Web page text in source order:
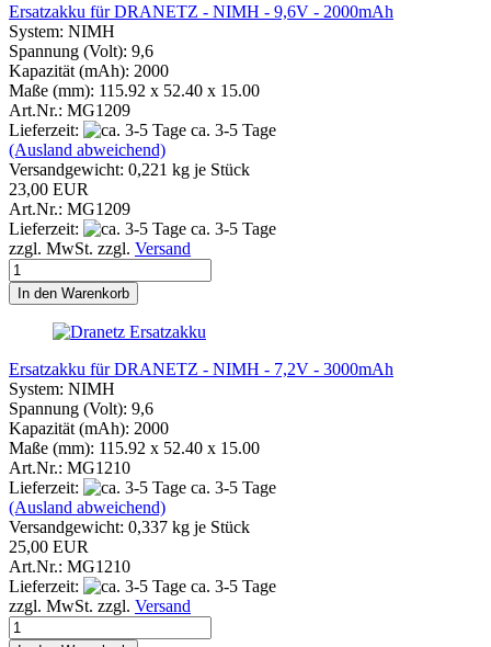
Ersatzakku für DRANETZ - NIMH - 9,6V - 2000mAh
System: NIMH
Spannung (Volt): 9,6
Kapazität (mAh): 2000
Maße (mm): 115.92 x 52.40 x 15.00
Art.Nr.: MG1209
Lieferzeit:
ca. 3-5 Tage
(Ausland abweichend)
Versandgewicht: 0,221 kg je Stück
23,00 EUR
Art.Nr.: MG1209
Lieferzeit:
ca. 3-5 Tage
zzgl. MwSt. zzgl. Versand
In den Warenkorb
Ersatzakku für DRANETZ - NIMH - 7,2V - 3000mAh
System: NIMH
Spannung (Volt): 9,6
Kapazität (mAh): 2000
Maße (mm): 115.92 x 52.40 x 15.00
Art.Nr.: MG1210
Lieferzeit:
ca. 3-5 Tage
(Ausland abweichend)
Versandgewicht: 0,337 kg je Stück
25,00 EUR
Art.Nr.: MG1210
Lieferzeit:
ca. 3-5 Tage
zzgl. MwSt. zzgl. Versand